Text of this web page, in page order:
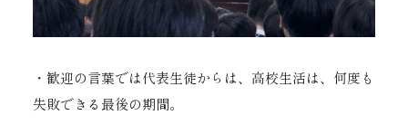
・歓迎の言葉では代表生徒からは、高校生活は、何度も
失敗できる最後の期間。